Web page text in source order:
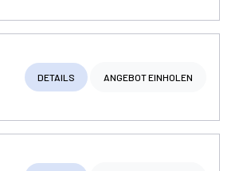
DETAILS ANGEBOT EINHOLEN